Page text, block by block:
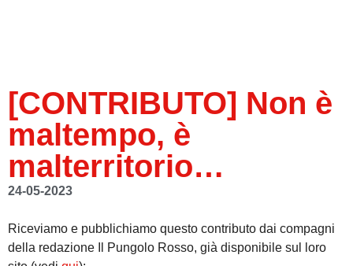
[CONTRIBUTO] Non è
maltempo, è
malterritorio…
24-05-2023
Riceviamo e pubblichiamo questo contributo dai compagni
della redazione Il Pungolo Rosso, già disponibile sul loro